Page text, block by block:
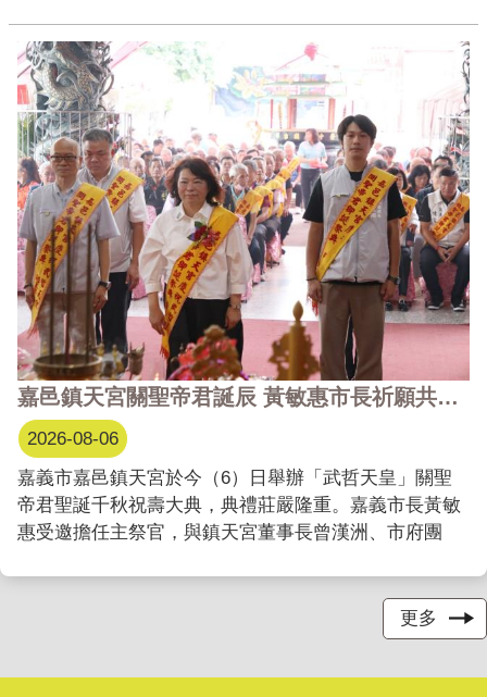
題參展，透過「好生活、好關係、好風格」三大策展主
軸，分享嘉義的生活方式與城市文化。臺灣設計研究院
院長張 ...更多
嘉邑鎮天宮關聖帝君誕辰 黃敏惠市長祈願共創城市幸福
2026-08-06
嘉義市嘉邑鎮天宮於今（6）日舉辦「武哲天皇」關聖
帝君聖誕千秋祝壽大典，典禮莊嚴隆重。嘉義市長黃敏
惠受邀擔任主祭官，與鎮天宮董事長曾漢洲、市府團
禮，並於恭讀祝文後焚香化祝，祈求市運昌隆、市民平
更多